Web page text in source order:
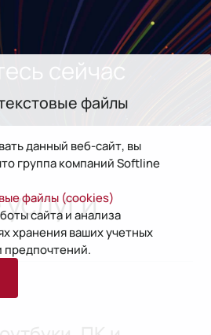
сейчас
файлы
данный веб-сайт, вы
группа компаний Softline
файлы (cookies)
сайта и анализа
хранения ваших учетных
предпочтений.